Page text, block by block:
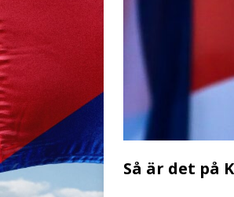
Så är det på